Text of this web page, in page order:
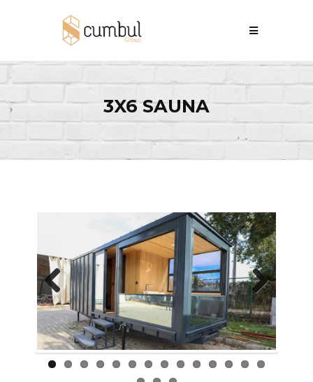
3X6 SAUNA
Previous Next